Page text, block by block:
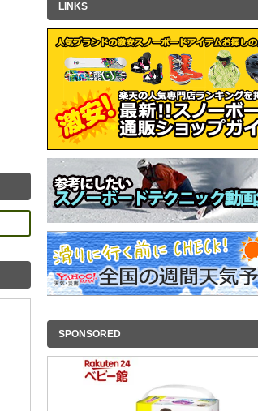
LINKS
SPONSORED